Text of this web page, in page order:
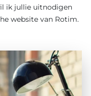
ik jullie uitnodigen
website van Rotim.